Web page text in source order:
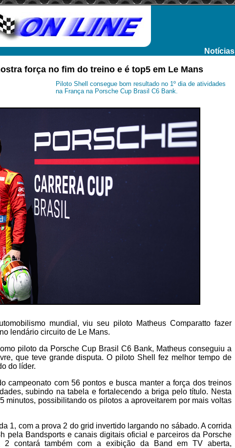
Notícias
força no fim do treino e é top5 em Le Mans
Piloto Shell consegue bom resultado no 1º dia de atividades
na França na Porsche Cup Brasil C6 Bank.
mundial, viu seu piloto Matheus Comparatto fazer
lendário circuito de Le Mans.
piloto da Porsche Cup Brasil C6 Bank, Matheus conseguiu a
que teve grande disputa. O piloto Shell fez melhor tempo de
do líder.
campeonato com 56 pontos e busca manter a força dos treinos
subindo na tabela e fortalecendo a briga pelo título. Nesta
minutos, possibilitando os pilotos a aproveitarem por mais voltas
1, com a prova 2 do grid invertido largando no sábado. A corrida
pela Bandsports e canais digitais oficial e parceiros da Porsche
contará também com a exibição da Band em TV aberta,